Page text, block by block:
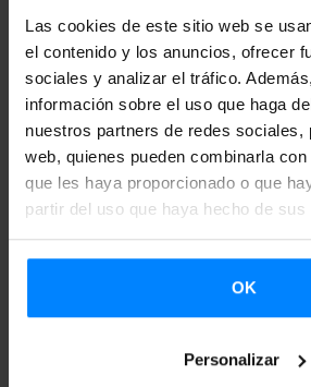
Las cookies de este sitio web se
el contenido y los anuncios, ofrecer
sociales y analizar el tráfico.
información sobre el uso que haga
nuestros partners de redes sociales,
web, quienes pueden combinarla
que les haya proporcionado o que
partir del uso que haya hecho de
OK
Personalizar
elaborar creaciones artísticas. Por
este movimiento no ha llegado a
vez más artístas utilizan las redes
web para publicar sus obras. Ha
los artistas Igor Rezola, Saioa Olmo o
otros. La comunicadora y profesora
hablado sobre la importancia de las
aula. Defiende la necesidad de
actual y utilizar las redes sociales
enseñanza. Teniendo en cuenta el
debe adecuar la forma de implantar